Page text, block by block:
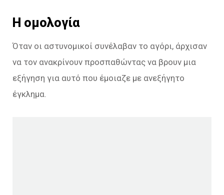
Η ομολογία
Όταν οι αστυνομικοί συνέλαβαν το αγόρι, άρχισαν
να τον ανακρίνουν προσπαθώντας να βρουν μια
εξήγηση για αυτό που έμοιαζε με ανεξήγητο
έγκλημα.